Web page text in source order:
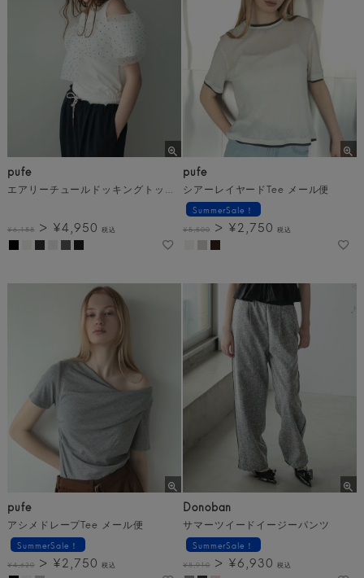
pufe
エアリーチュールドッキングトップス メール便
¥6,188 ¥4,950 税込
pufe
シアーレイヤードTee メール便
SummerSale！
¥5,500 ¥2,750 税込
pufe
アシメドレープTee メール便
SummerSale！
¥4,620 ¥2,750 税込
Donoban
サマーツイードイージーパンツ
SummerSale！
¥8,910 ¥6,930 税込